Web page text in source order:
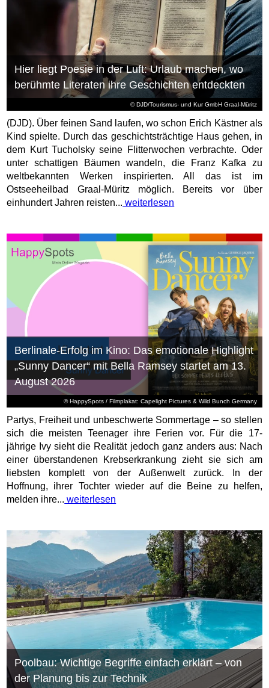
© DJD/Tourismus- und Kur GmbH Graal-Müritz
Hier liegt Poesie in der Luft: Urlaub machen, wo
berühmte Literaten ihre Geschichten entdeckten
(DJD). Über feinen Sand laufen, wo schon Erich Kästner als
Kind spielte. Durch das geschichtsträchtige Haus gehen, in
dem Kurt Tucholsky seine Flitterwochen verbrachte. Oder
unter schattigen Bäumen wandeln, die Franz Kafka zu
weltbekannten Werken inspirierten. All das ist im
Ostseeheilbad Graal-Müritz möglich. Bereits vor über
einhundert Jahren reisten... weiterlesen
© HappySpots / Filmplakat: Capelight Pictures & Wild Bunch Germany
Berlinale-Erfolg im Kino: Das emotionale Highlight
„Sunny Dancer“ mit Bella Ramsey startet am 13.
August 2026
Partys, Freiheit und unbeschwerte Sommertage – so stellen
sich die meisten Teenager ihre Ferien vor. Für die 17-
jährige Ivy sieht die Realität jedoch ganz anders aus: Nach
einer überstandenen Krebserkrankung zieht sie sich am
liebsten komplett von der Außenwelt zurück. In der
Hoffnung, ihrer Tochter wieder auf die Beine zu helfen,
melden ihre... weiterlesen
Poolbau: Wichtige Begriffe einfach erklärt – von
der Planung bis zur Technik